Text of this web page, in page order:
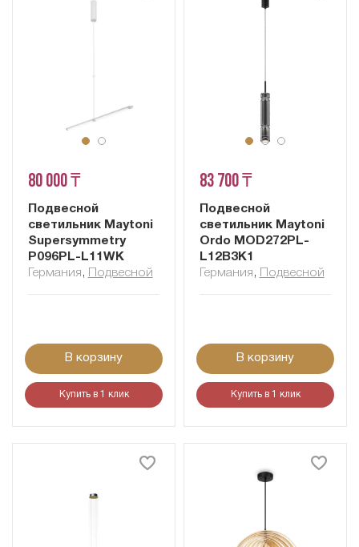
80 000 ₸
Подвесной
светильник Maytoni
Supersymmetry
P096PL-L11WK
Германия , Подвесной
В корзину
Купить в 1 клик
83 700 ₸
Подвесной
светильник Maytoni
Ordo MOD272PL-
L12B3K1
Германия , Подвесной
В корзину
Купить в 1 клик